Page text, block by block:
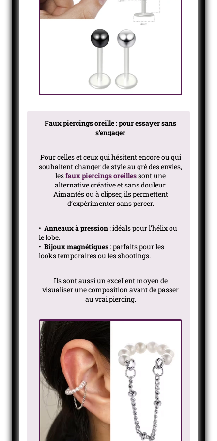
Faux piercings oreille : pour essayer sans
s’engager
Pour celles et ceux qui hésitent encore ou qui
souhaitent changer de style au gré des envies,
lesfaux piercings oreillessont une
alternative créative et sans douleur.
Aimantés ou à clipser, ils permettent
d’expérimenter sans percer.
• Anneaux à pression : idéals pour l’hélix ou
le lobe.
• Bijoux magnétiques : parfaits pour les
looks temporaires ou les shootings.
Ils sont aussi un excellent moyen de
visualiser une composition avant de passer
au vrai piercing.